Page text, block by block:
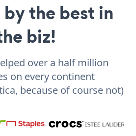
the best in
biz!
over a half million
on every continent
because of course not)